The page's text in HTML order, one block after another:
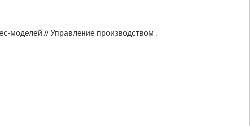
моделей // Управление производством .